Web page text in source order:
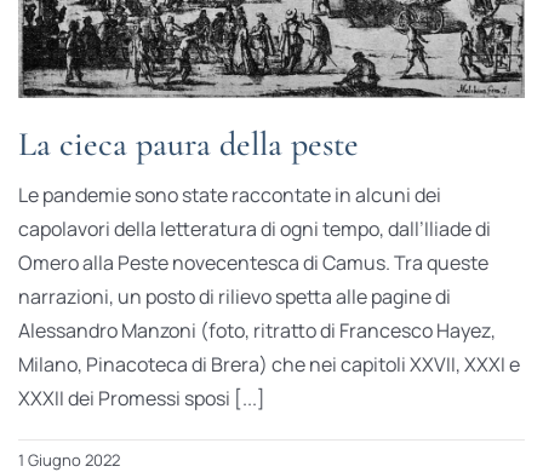
La cieca paura della peste
Le pandemie sono state raccontate in alcuni dei
capolavori della letteratura di ogni tempo, dall’Iliade di
Omero alla Peste novecentesca di Camus. Tra queste
narrazioni, un posto di rilievo spetta alle pagine di
Alessandro Manzoni (foto, ritratto di Francesco Hayez,
Milano, Pinacoteca di Brera) che nei capitoli XXVII, XXXI e
XXXII dei Promessi sposi [...]
1 Giugno 2022